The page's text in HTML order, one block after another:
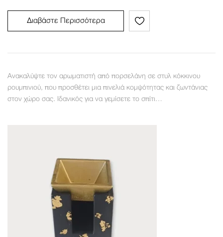
Διαβάστε Περισσότερα
Ανακαλύψτε τον αρωματιστή από πορσελάνη σε στυλ κόκκινου
ρουμπινιού, που προσθέτει μια πινελιά κομψότητας και ζωντάνιας
στον χώρο σας. Ιδανικός για να γεμίσετε το σπίτι…